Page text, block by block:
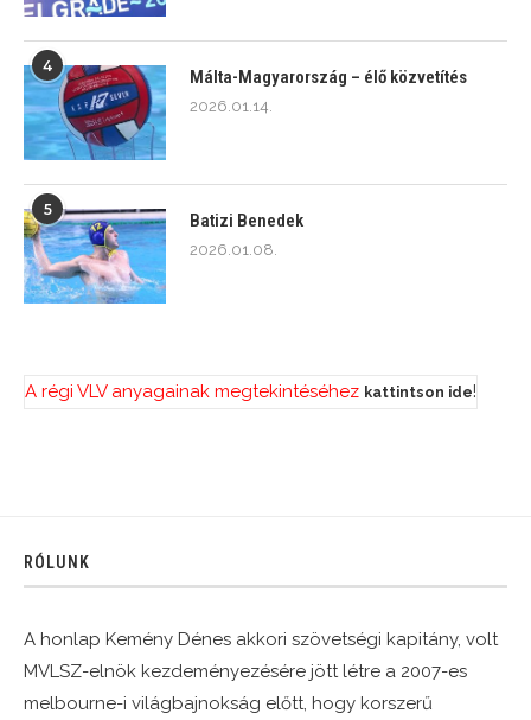
4
Málta-Magyarország – élő közvetítés
2026.01.14.
5
Batizi Benedek
2026.01.08.
A régi VLV anyagainak megtekintéséhez kattintson ide!
RÓLUNK
A honlap Kemény Dénes akkori szövetségi kapitány, volt
MVLSZ-elnök kezdeményezésére jött létre a 2007-es
melbourne-i világbajnokság előtt, hogy korszerű